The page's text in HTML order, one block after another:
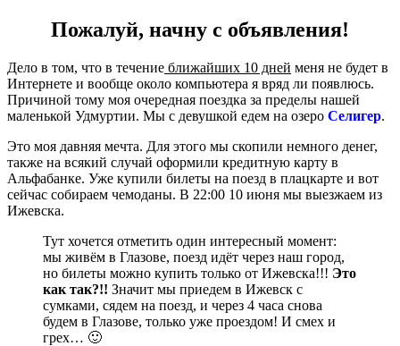
Пожалуй, начну с объявления!
Дело в том, что в течение ближайших 10 дней меня не будет в
Интернете и вообще около компьютера я вряд ли появлюсь.
Причиной тому моя очередная поездка за пределы нашей
маленькой Удмуртии. Мы с девушкой едем на озеро Селигер.
Это моя давняя мечта. Для этого мы скопили немного денег,
также на всякий случай оформили кредитную карту в
Альфабанке. Уже купили билеты на поезд в плацкарте и вот
сейчас собираем чемоданы. В 22:00 10 июня мы выезжаем из
Ижевска.
Тут хочется отметить один интересный момент:
мы живём в Глазове, поезд идёт через наш город,
но билеты можно купить только от Ижевска!!! Это
как так?!! Значит мы приедем в Ижевск с
сумками, сядем на поезд, и через 4 часа снова
будем в Глазове, только уже проездом! И смех и
грех… 🙂